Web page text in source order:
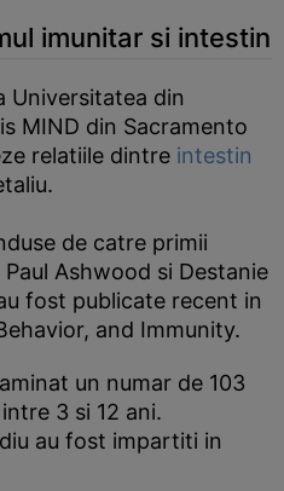
imunitar si intestin
Universitatea din
MIND din Sacramento
relatiile dintre intestin
de catre primii
Ashwood si Destanie
fost publicate recent in
and Immunity.
un numar de 103
3 si 12 ani.
au fost impartiti in